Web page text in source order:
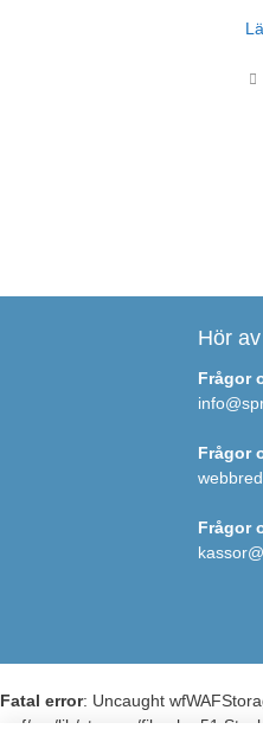
Hör
Frågor
Frågor
Frågor
Fatal error: Uncaught
waf/src/lib/storage/file.php:51